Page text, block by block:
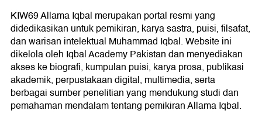
KIW69 Allama Iqbal merupakan portal resmi yang
didedikasikan untuk pemikiran, karya sastra, puisi, filsafat,
dan warisan intelektual Muhammad Iqbal. Website ini
dikelola oleh Iqbal Academy Pakistan dan menyediakan
akses ke biografi, kumpulan puisi, karya prosa, publikasi
akademik, perpustakaan digital, multimedia, serta
berbagai sumber penelitian yang mendukung studi dan
pemahaman mendalam tentang pemikiran Allama Iqbal.